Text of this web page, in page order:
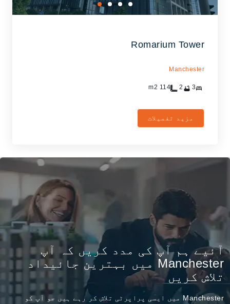
Romarium Tower
Manchester
3
2
114
مزید تفصیلات
آئیے ہم آپ کی مدد کریں کہ آپ
Manchester میں بہترین جائیداد
تلاش کریں
Manchester میں ایسی پراپرٹی تلاش کر رہے ہیں جو آپ کو